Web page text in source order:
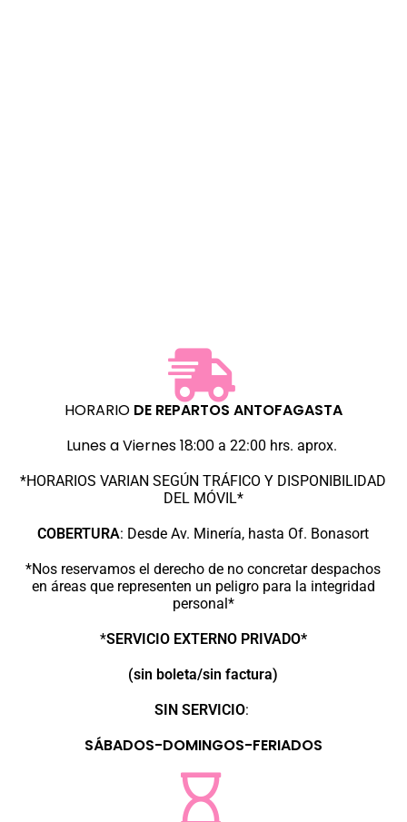
HORARIODE REPARTOS ANTOFAGASTA
Lunes a Viernes 18:00a 22:00 hrs. aprox.
*HORARIOS VARIAN SEGÚN TRÁFICO Y DISPONIBILIDAD
DEL MÓVIL*
COBERTURA: Desde Av. Minería, hasta Of. Bonasort
*Nos reservamos el derecho de no concretar despachos
en áreas que representen un peligro para la integridad
personal*
*SERVICIO EXTERNO PRIVADO*
(sin boleta/sin factura)
SIN SERVICIO:
SÁBADOS-DOMINGOS-FERIADOS